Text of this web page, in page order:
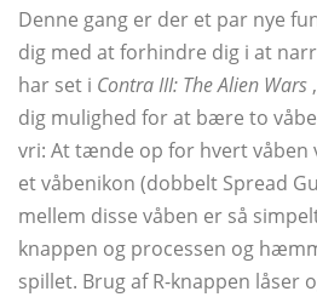
Denne gang er der et par nye
dig med at forhindre dig i at
har set i Contra III: The Alien Wars
dig mulighed for at bære to
vri: At tænde op for hvert våben
et våbenikon (dobbelt Spread
mellem disse våben er så
knappen og processen og
spillet. Brug af R-knappen låser